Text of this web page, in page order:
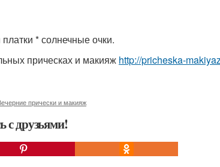
* солнечные очки.
прическах и макияж http://pricheska-
прически и макияж
с друзьями!